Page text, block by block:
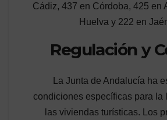
Cádiz, 437 en Córdoba, 425 en
Huelva y 222 en
Regulación y
La Junta de Andalucía ha
condiciones específicas para la
las viviendas turísticas. Los